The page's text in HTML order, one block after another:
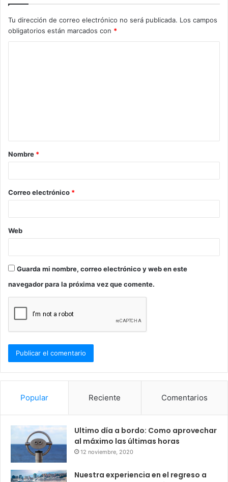
Tu dirección de correo electrónico no será publicada. Los campos
obligatorios están marcados con *
a
r
*
Nombre *
Correo electrónico *
Web
Guarda mi nombre, correo electrónico y web en este
navegador para la próxima vez que comente.
Popular Reciente Comentarios
Ultimo día a bordo: Como aprovechar
al máximo las últimas horas
12 noviembre, 2020
Nuestra experiencia en el regreso a